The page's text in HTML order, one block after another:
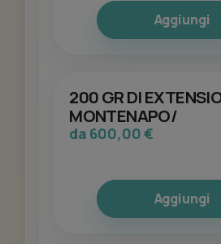
Aggiungi
200 GR DI
MONTENAPO/
da 600,00 €
Aggiungi